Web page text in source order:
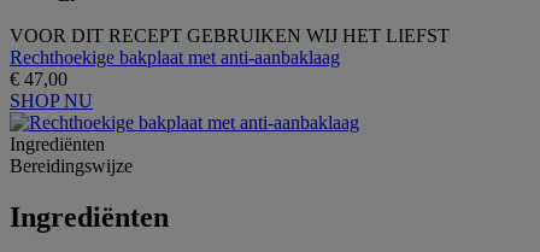
VOOR DIT RECEPT GEBRUIKEN WIJ HET LIEFST
Rechthoekige bakplaat met anti-aanbaklaag
€ 47,00
SHOP NU
Ingrediёnten
Bereidingswijze
Ingrediёnten